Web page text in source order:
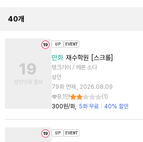
40개
만화 재수학원 [스크롤]
탱크가이 / 메론 소다
성인
79화 연재 , 2026.08.09
8.1만
(1 )
300원/화
5화 무료 40% 할인